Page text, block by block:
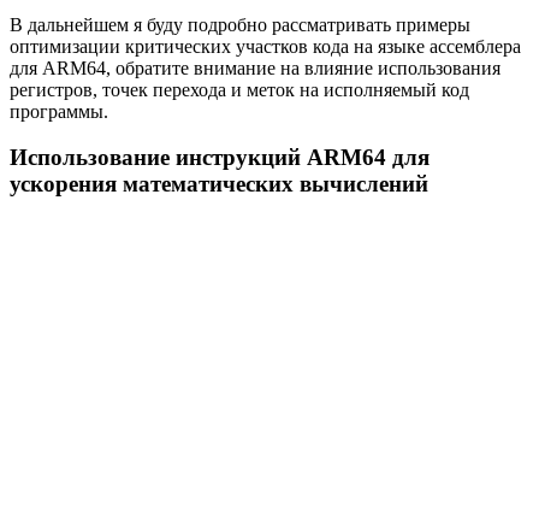
В дальнейшем я буду подробно рассматривать примеры
оптимизации критических участков кода на языке ассемблера
для ARM64, обратите внимание на влияние использования
регистров, точек перехода и меток на исполняемый код
программы.
Использование инструкций ARM64 для
ускорения математических вычислений